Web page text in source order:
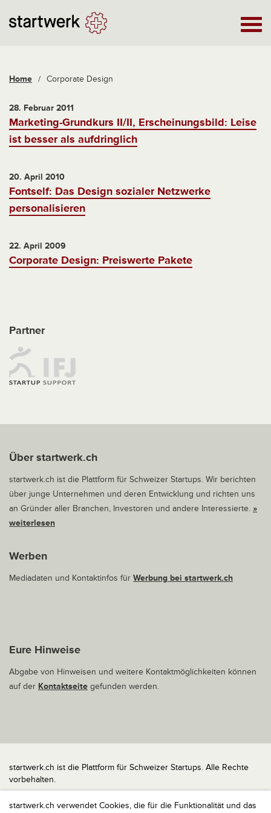
startwerk.ch verwendet Cookies, die für die Funktionalität und das
Home / Corporate Design
28. Februar 2011
Marketing-Grundkurs II/II, Erscheinungsbild: Leise
ist besser als aufdringlich
20. April 2010
Fontself: Das Design sozialer Netzwerke
personalisieren
22. April 2009
Corporate Design: Preiswerte Pakete
Partner
Über startwerk.ch
startwerk.ch ist die Plattform für Schweizer Startups. Wir berichten
über junge Unternehmen und deren Entwicklung und richten uns
an Gründer aller Branchen, Investoren und andere Interessierte. »
weiterlesen
Werben
Mediadaten und Kontaktinfos für Werbung bei startwerk.ch
Eure Hinweise
Abgabe von Hinweisen und weitere Kontaktmöglichkeiten können
auf der Kontaktseite gefunden werden.
startwerk.ch ist die Plattform für Schweizer Startups. Alle Rechte
vorbehalten.
Impressum